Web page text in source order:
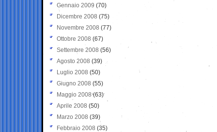
Gennaio 2009 (70)
Dicembre 2008 (75)
Novembre 2008 (77)
Ottobre 2008 (67)
Settembre 2008 (56)
Agosto 2008 (39)
Luglio 2008 (50)
Giugno 2008 (55)
Maggio 2008(63)
Aprile 2008 (50)
Marzo 2008 (39)
Febbraio 2008 (35)